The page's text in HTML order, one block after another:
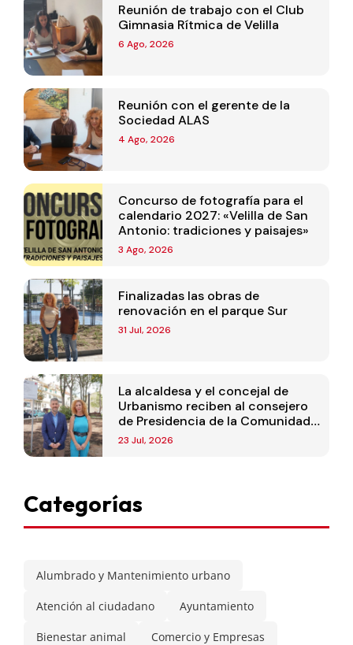
Reunión de trabajo con el Club
Gimnasia Rítmica de Velilla
6 Ago, 2026
Reunión con el gerente de la
Sociedad ALAS
4 Ago, 2026
Concurso de fotografía para el
calendario 2027: «Velilla de San
Antonio: tradiciones y paisajes»
3 Ago, 2026
Finalizadas las obras de
renovación en el parque Sur
31 Jul, 2026
La alcaldesa y el concejal de
Urbanismo reciben al consejero
de Presidencia de la Comunidad
de Madrid
23 Jul, 2026
Categorías
Alumbrado y Mantenimiento urbano
Atención al ciudadano Ayuntamiento
Bienestar animal Comercio y Empresas